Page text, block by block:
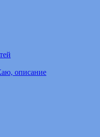
описание